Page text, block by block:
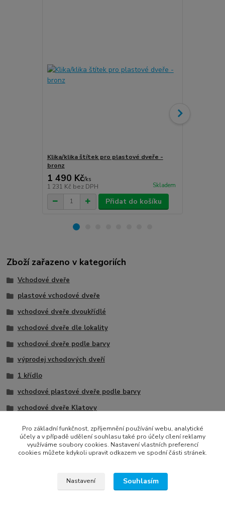
Klika/klika štítek pro plastové dveře -
bronz
1 490 Kč/ks
1 231 Kč bez DPH Skladem
Přidat do košíku
Zboží zařazeno v kategoriích
Vchodové dveře
plastové vchodové dveře
vchodové dveře dvoukřídlé
vchodové dveře dle lokality
vchodové dveře podle barvy
výprodej vchodových dveří
1 křídlo
vchodové plastové dveře podle barvy
vchodové dveře Klatovy
vchodové dveře Plzeň
plastové vchodové dveře - bílé
Pro základní funkčnost, zpříjemnění používání webu, analytické
účely a v případě udělení souhlasu také pro účely cílení reklamy
využíváme soubory cookies. Nastavení vlastních preferencí
cookies můžete kdykoli upravit odkazem ve spodní části stránek.
Nastavení Souhlasím